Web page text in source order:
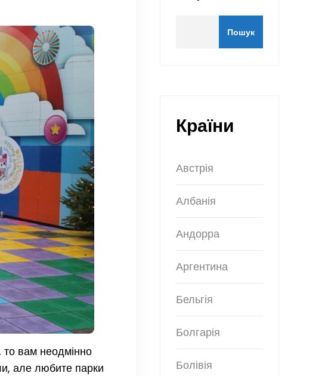
то вам неодмінно
але любите парки
Пошук
Країни
Австрія
Албанія
Андорра
Аргентина
Бельгія
Болгарія
Болівія